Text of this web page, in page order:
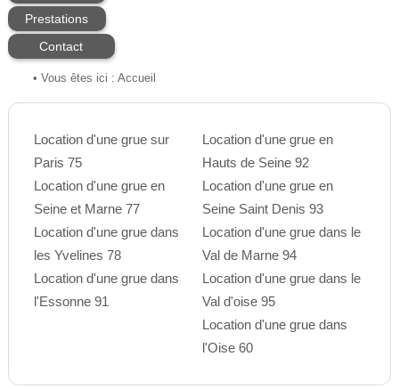
Prestations
Contact
• Vous êtes ici : Accueil
Location d'une grue sur
Paris 75
Location d'une grue en
Seine et Marne 77
Location d'une grue dans
les Yvelines 78
Location d'une grue dans
l'Essonne 91
Location d'une grue en
Hauts de Seine 92
Location d'une grue en
Seine Saint Denis 93
Location d'une grue dans le
Val de Marne 94
Location d'une grue dans le
Val d'oise 95
Location d'une grue dans
l'Oise 60